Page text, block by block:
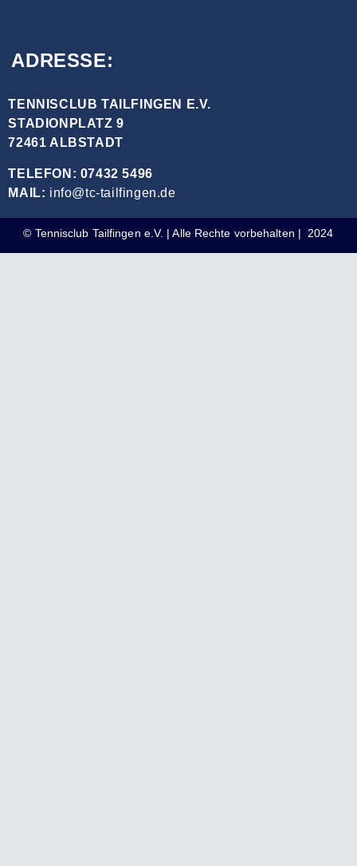
ADRESSE:
TENNISCLUB TAILFINGEN E.V.
STADIONPLATZ 9
72461 ALBSTADT
TELEFON: 07432 5496
MAIL: info@tc-tailfingen.de
© Tennisclub Tailfingen e.V. | Alle Rechte vorbehalten | 2024